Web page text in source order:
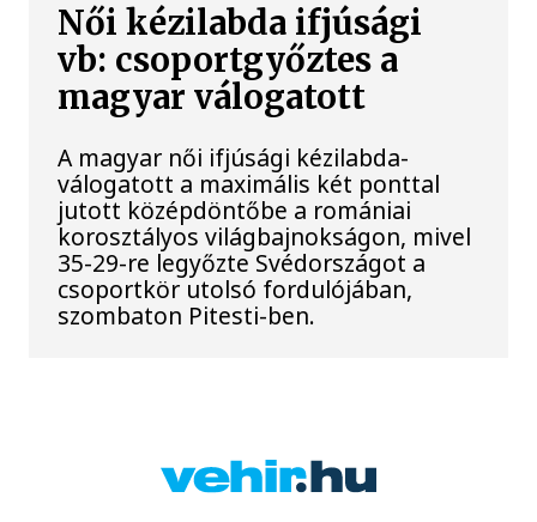
Női kézilabda ifjúsági
vb: csoportgyőztes a
magyar válogatott
A magyar női ifjúsági kézilabda-
válogatott a maximális két ponttal
jutott középdöntőbe a romániai
korosztályos világbajnokságon, mivel
35-29-re legyőzte Svédországot a
csoportkör utolsó fordulójában,
szombaton Pitesti-ben.